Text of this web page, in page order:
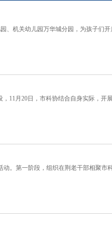
机关幼儿园万华城分园，为孩子们开
月20日，市科协结合自身实际，开
第一阶段，组织在荆老干部相聚市